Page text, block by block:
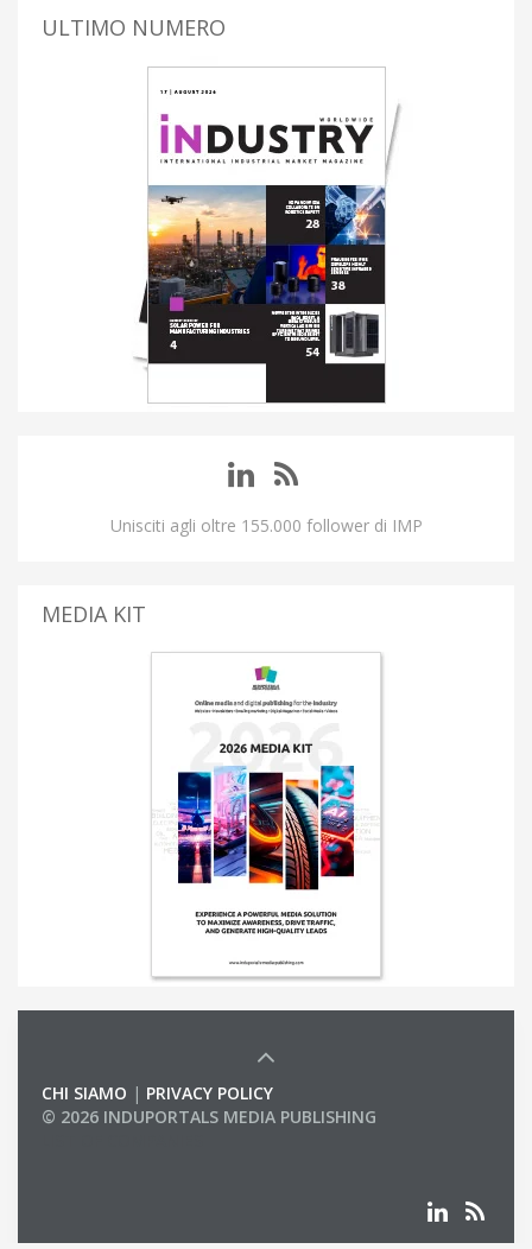
ULTIMO NUMERO
Unisciti agli oltre 155.000 follower di IMP
MEDIA KIT
CHI SIAMO | PRIVACY POLICY
© 2026 INDUPORTALS MEDIA PUBLISHING